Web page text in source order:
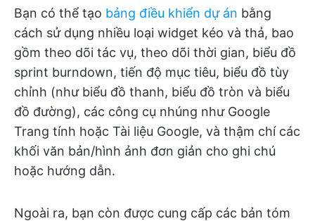
Bạn có thể tạo bảng điều khiển dự án bằng
cách sử dụng nhiều loại widget kéo và thả, bao
gồm theo dõi tác vụ, theo dõi thời gian, biểu đồ
sprint burndown, tiến độ mục tiêu, biểu đồ tùy
chỉnh (như biểu đồ thanh, biểu đồ tròn và biểu
đồ đường), các công cụ nhúng như Google
Trang tính hoặc Tài liệu Google, và thậm chí các
khối văn bản/hình ảnh đơn giản cho ghi chú
hoặc hướng dẫn.
Ngoài ra, bạn còn được cung cấp các bản tóm